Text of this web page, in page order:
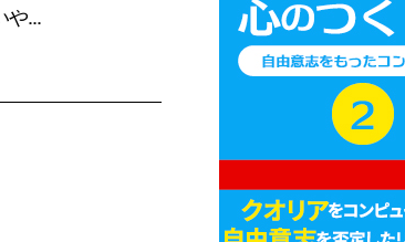
や...